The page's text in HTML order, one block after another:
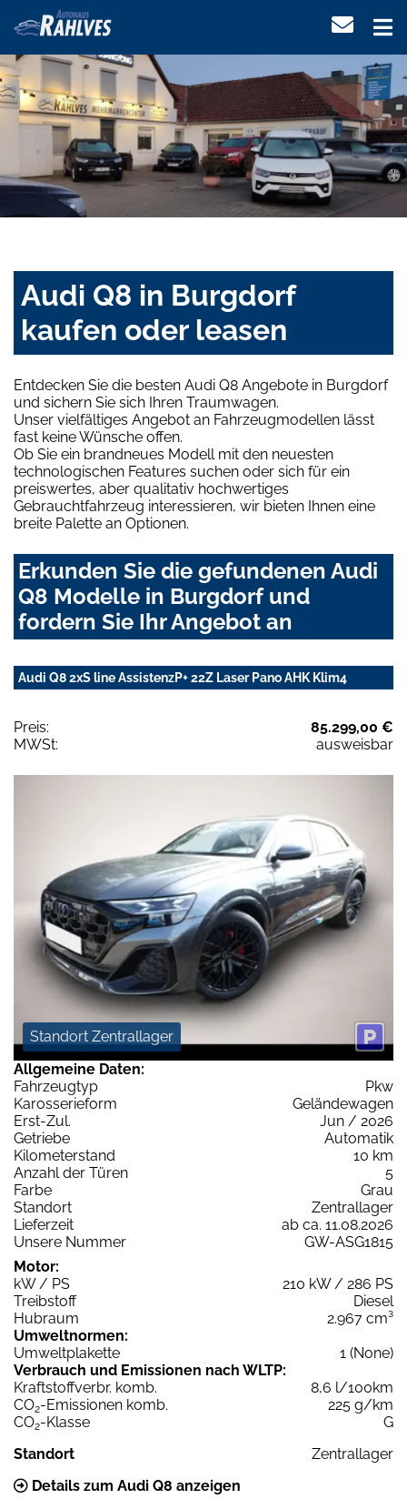
Audi Q8 in Burgdorf
kaufen oder leasen
Entdecken Sie die besten Audi Q8 Angebote in Burgdorf
und sichern Sie sich Ihren Traumwagen.
Unser vielfältiges Angebot an Fahrzeugmodellen lässt
fast keine Wünsche offen.
Ob Sie ein brandneues Modell mit den neuesten
technologischen Features suchen oder sich für ein
preiswertes, aber qualitativ hochwertiges
Gebrauchtfahrzeug interessieren, wir bieten Ihnen eine
breite Palette an Optionen.
Erkunden Sie die gefundenen Audi
Q8 Modelle in Burgdorf und
fordern Sie Ihr Angebot an
Audi Q8 2xS line AssistenzP+ 22Z Laser Pano AHK Klim4
Preis:
85.299,00 €
MWSt:
ausweisbar
Standort Zentrallager
Allgemeine Daten:
Fahrzeugtyp
Pkw
Karosserieform
Geländewagen
Erst-Zul.
Jun / 2026
Getriebe
Automatik
Kilometerstand
10 km
Anzahl der Türen
5
Farbe
Grau
Standort
Zentrallager
Lieferzeit
ab ca. 11.08.2026
Unsere Nummer
GW-ASG1815
Motor:
kW / PS
210 kW / 286 PS
Treibstoff
Diesel
Hubraum
2.967 cm³
Umweltnormen:
Umweltplakette
1 (None)
Verbrauch und Emissionen nach WLTP:
Kraftstoffverbr. komb.
8,6 l/100km
CO2-Emissionen komb.
225 g/km
CO2-Klasse
G
Standort
Zentrallager
Details zum Audi Q8 anzeigen